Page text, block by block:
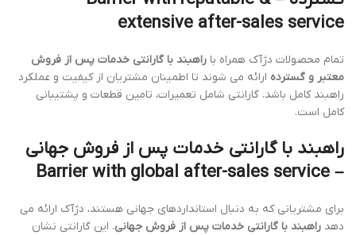
extensive after-sales service
تمام محصولات دژآک همراه با راهبند با گارانتی خدمات پس از فروش
معتبر و گسترده ارائه می شوند تا اطمینان مشتریان از کیفیت و عملکرد
راهبند کامل باشد. گارانتی شامل تعمیرات، تامین قطعات و پشتیبانی
کامل است.
راهبند با گارانتی خدمات پس از فروش جهانی
– Barrier with global after-sales service
برای مشتریانی که به دنبال استانداردهای جهانی هستند، دژآک ارائه می
دهد راهبند با گارانتی خدمات پس از فروش جهانی. این گارانتی نشان